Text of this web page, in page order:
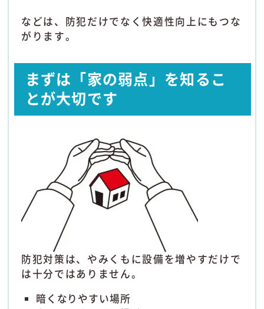
などは、防犯だけでなく快適性向上にもつな
がります。
まずは「家の弱点」を知るこ
とが大切です
防犯対策は、やみくもに設備を増やすだけで
は十分ではありません。
暗くなりやすい場所